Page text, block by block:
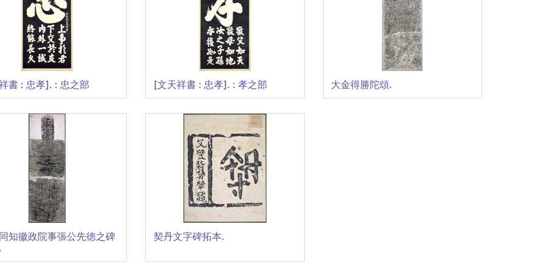
書 : 忠孝]. : 忠之部 [文天祥書 : 忠孝]. : 孝之部 大金得勝陀頌.
知徽政院事張公先徳之碑
契丹文字碑拓本.